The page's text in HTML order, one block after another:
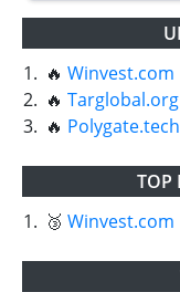
1. 🔥 Winvest.com
2. 🔥 Targlobal.org
3. 🔥 Polygate.tech
TOP
1. 🥉 Winvest.com